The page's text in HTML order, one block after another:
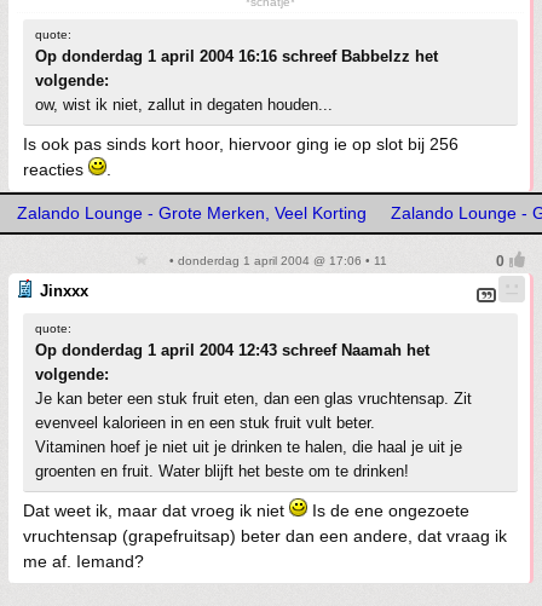
quote:
Op donderdag 1 april 2004 16:16 schreef Babbelzz het
volgende:
ow, wist ik niet, zallut in degaten houden...
Is ook pas sinds kort hoor, hiervoor ging ie op slot bij 256
reacties
Zalando Lounge - Grote Merken, Veel Korting Zalando Lounge -
• donderdag 1 april 2004 @ 17:06 • 11
Jinxxx
quote:
Op donderdag 1 april 2004 12:43 schreef Naamah het
volgende:
Je kan beter een stuk fruit eten, dan een glas vruchtensap. Zit
evenveel kalorieen in en een stuk fruit vult beter.
Vitaminen hoef je niet uit je drinken te halen, die haal je uit je
groenten en fruit. Water blijft het beste om te drinken!
Dat weet ik, maar dat vroeg ik niet
Is de ene ongezoete
vruchtensap (grapefruitsap) beter dan een andere, dat vraag ik
me af. Iemand?